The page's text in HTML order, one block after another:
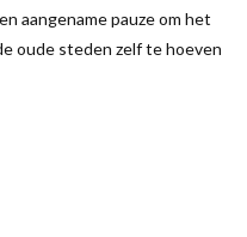
aangename pauze om het
oude steden zelf te hoeven